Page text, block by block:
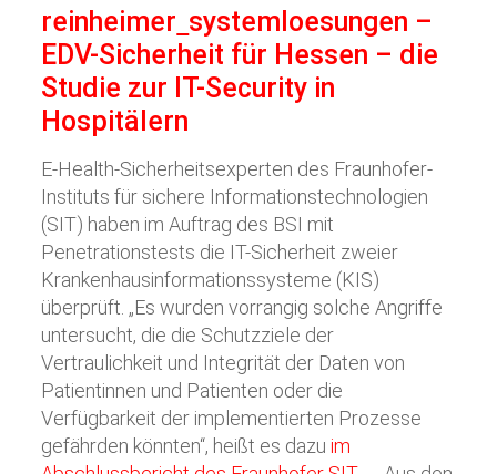
reinheimer systemloesungen –
EDV-Sicherheit für Hessen – die
Studie zur IT-Security in
Hospitälern
E-Health-Sicherheitsexperten des Fraunhofer-
Instituts für sichere Informationstechnologien
(SIT) haben im Auftrag des BSI mit
Penetrationstests die IT-Sicherheit zweier
Krankenhausinformationssysteme (KIS)
überprüft. „Es wurden vorrangig solche Angriffe
untersucht, die die Schutzziele der
Vertraulichkeit und Integrität der Daten von
Patientinnen und Patienten oder die
Verfügbarkeit der implementierten Prozesse
gefährden könnten“, heißt es dazuim